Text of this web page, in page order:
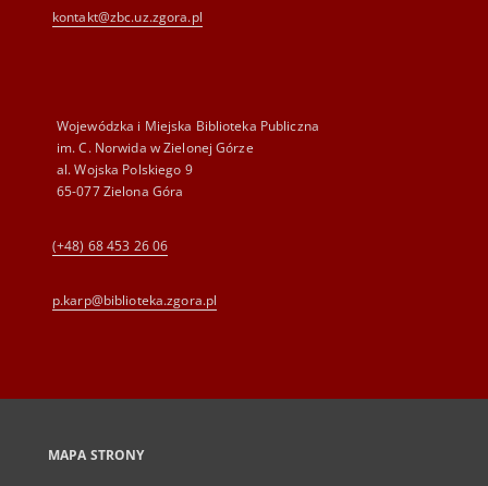
kontakt@zbc.uz.zgora.pl
Wojewódzka i Miejska Biblioteka Publiczna
im. C. Norwida w Zielonej Górze
al. Wojska Polskiego 9
65-077 Zielona Góra
(+48) 68 453 26 06
p.karp@biblioteka.zgora.pl
MAPA STRONY